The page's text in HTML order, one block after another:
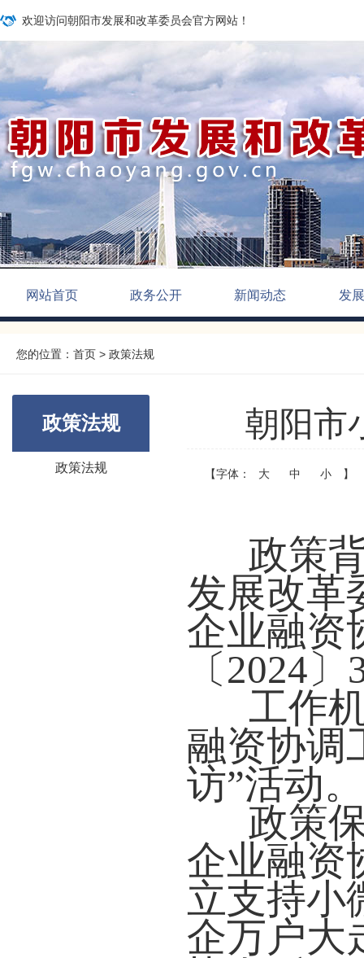
欢迎访问朝阳市发展和改革委员会官方网站！
网站首页 政务公开 新闻动态 发
您的位置： 首页 > 政策法规
政策法规
政策法规
朝阳市
【字体： 大 中 小 】
政策
发展改革
企业融资
〔2024
工作
融资协调
访”活动。
政策
企业融资
立支持小
企万户大